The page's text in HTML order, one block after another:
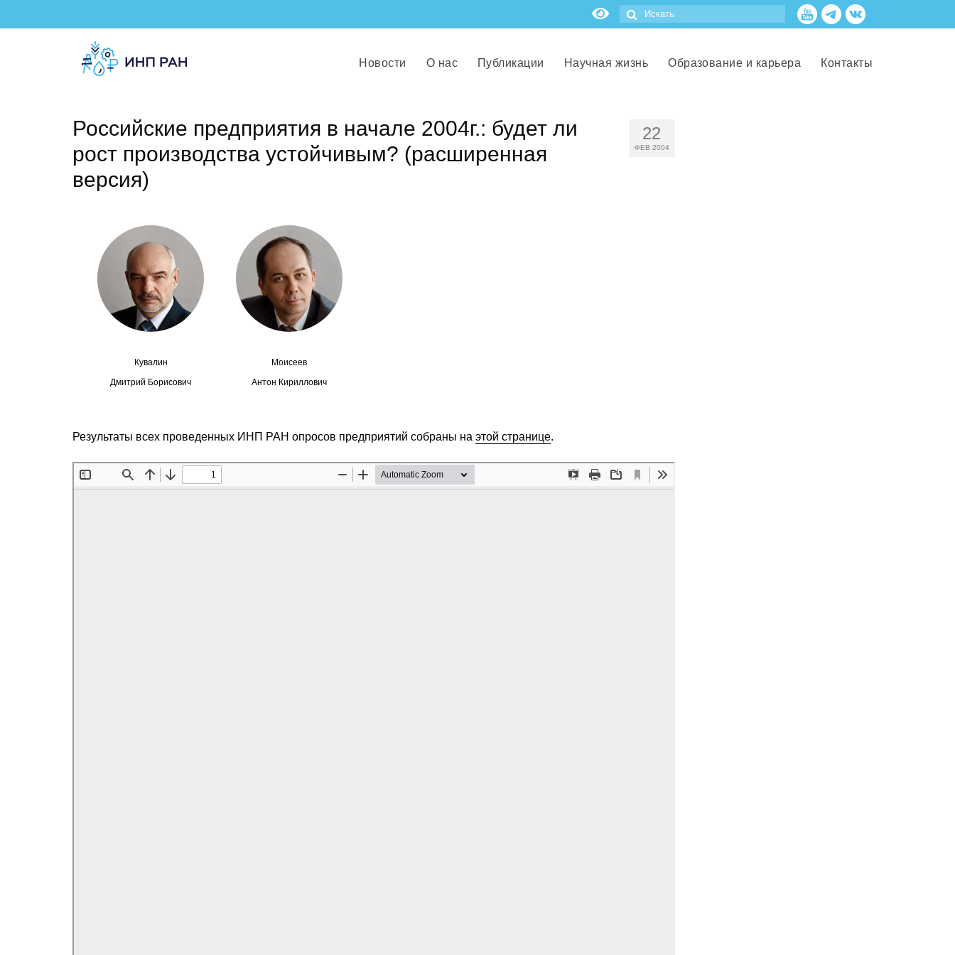
Новости О нас Публикации Научная жизнь Образование и карьера Контакты
22
ФЕВ 2004
Российские предприятия в начале 2004г.: будет ли
рост производства устойчивым? (расширенная
версия)
Кувалин
Дмитрий Борисович
Моисеев
Антон Кириллович
Результаты всех проведенных ИНП РАН опросов предприятий собраны на этой странице.